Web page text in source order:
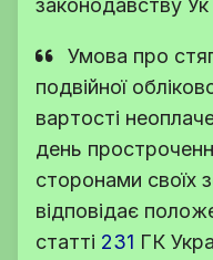
законодавству Ук
Умова про
подвійної
вартості
день
сторонами своїх
відповідає
статті 231 ГК